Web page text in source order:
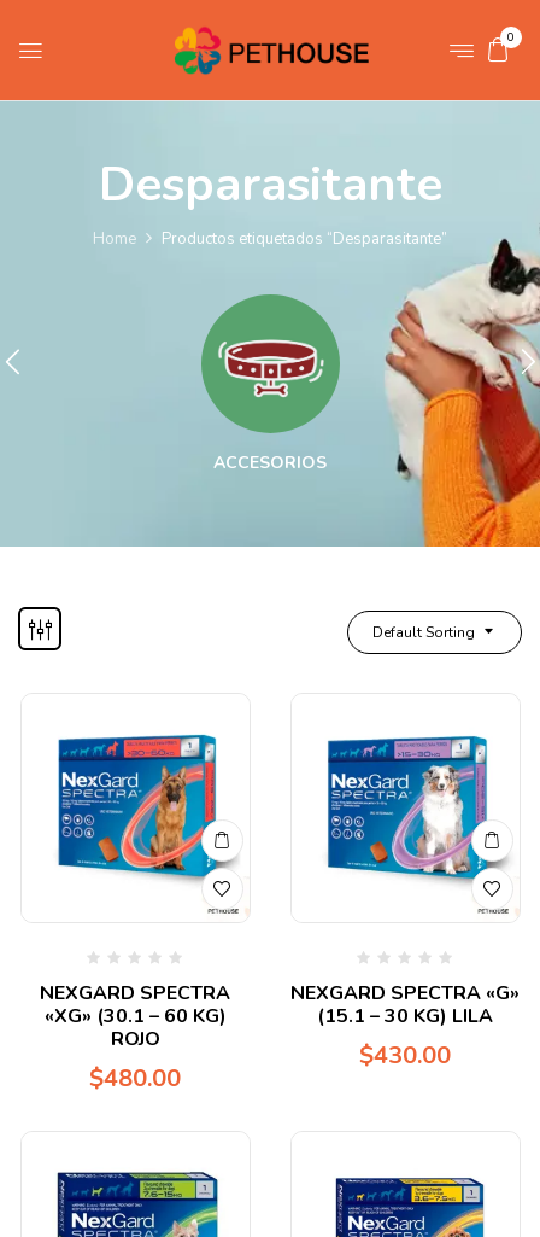
0
Desparasitante
Home Productos etiquetados “Desparasitante”
ACCESORIOS
Default Sorting
en
0
NEXGARD SPECTRA
«XG» (30.1 – 60 KG)
ROJO
$480.00
en
0
5
NEXGARD SPECTRA «G»
(15.1 – 30 KG) LILA
$430.00